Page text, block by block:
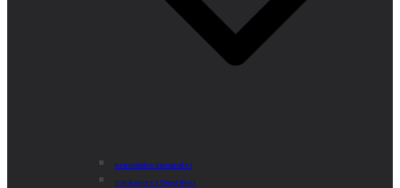
Actividades Semanales
Instalaciones Deportivas